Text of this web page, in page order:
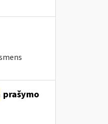
prašymo